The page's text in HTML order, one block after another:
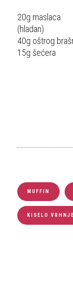
20g maslaca
(hladan)
40g oštrog
15g šećera
MUFFIN
KISELO VRHNJE